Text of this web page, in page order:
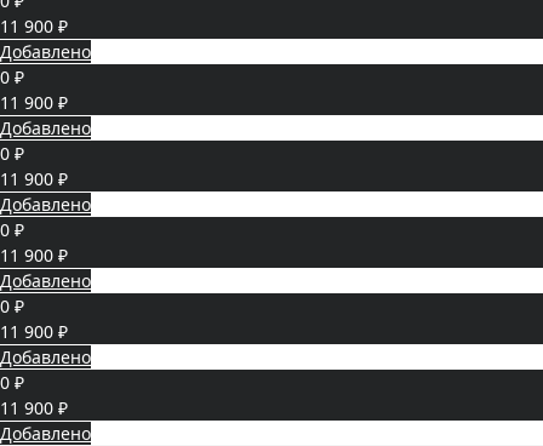
11 900 ₽
Добавлено
0 ₽
11 900 ₽
Добавлено
0 ₽
11 900 ₽
Добавлено
0 ₽
11 900 ₽
Добавлено
0 ₽
11 900 ₽
Добавлено
0 ₽
11 900 ₽
Добавлено